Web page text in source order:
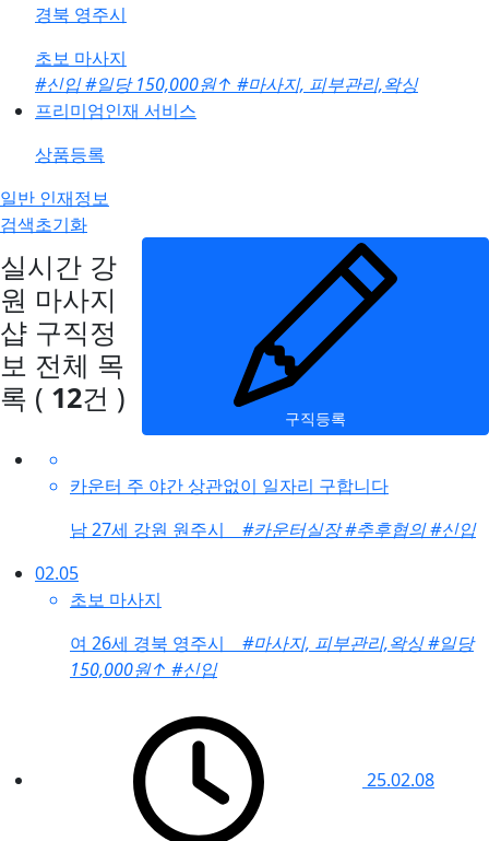
경북 영주시
초보 마사지
#신입#일당 150,000원↑ #마사지, 피부관리,왁싱
프리미엄인재 서비스
상품등록
일반 인재정보
검색초기화
실시간 강
원 마사지
샵 구직정
보 전체 목
록 ( 12건 )
구직등록
카운터 주 야간 상관없이 일자리 구합니다
남27세 강원 원주시 #카운터실장#추후협의#신입
02.05
초보 마사지
여 26세 경북 영주시 #마사지, 피부관리,왁싱#일당
150,000원↑ #신입
25.02.08